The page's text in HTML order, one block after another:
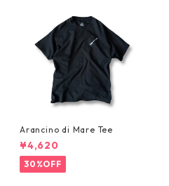
Arancino di Mare Tee
¥4,620
30%OFF